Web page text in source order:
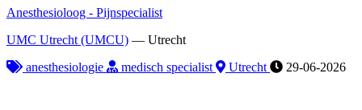
Anesthesioloog - Pijnspecialist
UMC Utrecht (UMCU) — Utrecht
anesthesiologie
medisch specialist Utrecht 29-06-2026